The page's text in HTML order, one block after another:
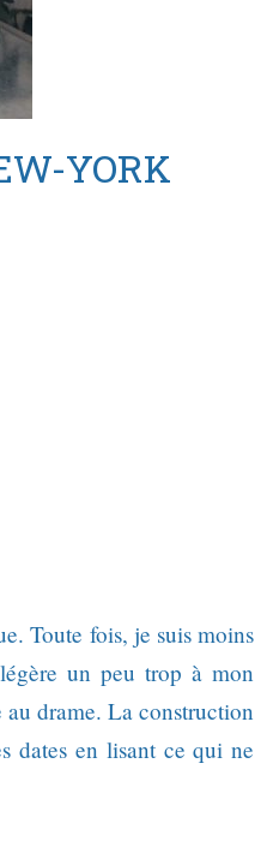
YORK
Toute fois, je suis moins
un peu trop à mon
au drame. La construction
dates en lisant ce qui ne